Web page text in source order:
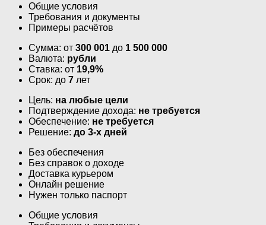
Общие условия
Требования и документы
Примеры расчётов
Сумма: от 300 001 до 1 500 000
Валюта: рубли
Ставка: от 19,9%
Срок: до 7 лет
Цель: на любые цели
Подтверждение дохода: не требуется
Обеспечение: не требуется
Решение: до 3-х дней
Без обеспечения
Без справок о доходе
Доставка курьером
Онлайн решение
Нужен только паспорт
Общие условия